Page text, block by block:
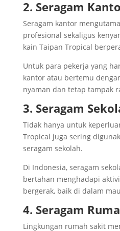
2. Seragam
Seragam kantor
profesional sekaligus
kain Taipan Tropical
Untuk para pekerja yang
kantor atau bertemu
nyaman dan tetap tampak
3. Seragam
Tidak hanya untuk
Tropical juga sering
seragam sekolah.
Di Indonesia, seragam
bertahan menghadapi
bergerak, baik di dalam
4. Seragam
Lingkungan rumah sakit